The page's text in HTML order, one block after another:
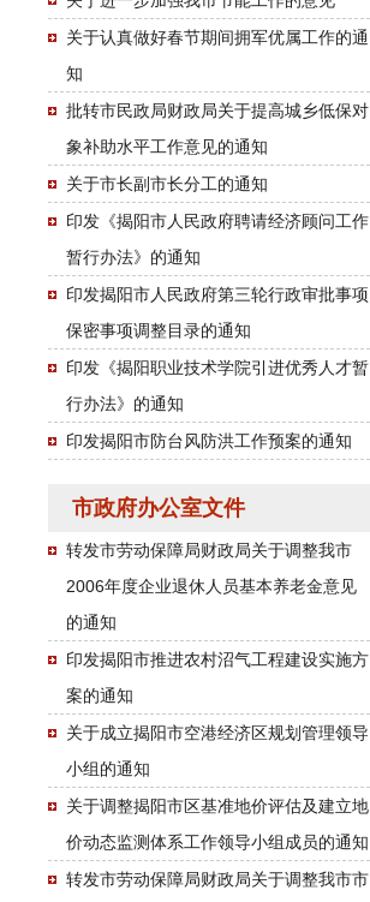
关于认真做好春节期间拥军优属工作的通
知
批转市民政局财政局关于提高城乡低保对
象补助水平工作意见的通知
关于市长副市长分工的通知
印发《揭阳市人民政府聘请经济顾问工作
暂行办法》的通知
印发揭阳市人民政府第三轮行政审批事项
保密事项调整目录的通知
印发《揭阳职业技术学院引进优秀人才暂
行办法》的通知
印发揭阳市防台风防洪工作预案的通知
市政府办公室文件
转发市劳动保障局财政局关于调整我市
2006年度企业退休人员基本养老金意见
的通知
印发揭阳市推进农村沼气工程建设实施方
案的通知
关于成立揭阳市空港经济区规划管理领导
小组的通知
关于调整揭阳市区基准地价评估及建立地
价动态监测体系工作领导小组成员的通知
转发市劳动保障局财政局关于调整我市市